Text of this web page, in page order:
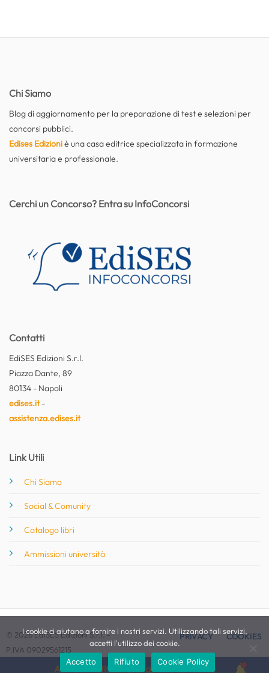
Attiva le notifiche per questo concorso
Chi Siamo
Blog di aggiornamento per la preparazione di test e selezioni per
concorsi pubblici.
Edises Edizioniè una casa editrice specializzata in formazione
universitaria e professionale.
Contatti
EdiSES Edizioni S.r.l.
Piazza Dante, 89
80134 - Napoli
edises.it-
assistenza.edises.it
Link Utili
Chi Siamo
Social & Comunity
Catalogo libri
Ammissioni università
Cerchi un Concorso? Entra su InfoConcorsi
© 2026 EdiSES Edizioni S.r.l. -
P.IVA 09029561215
PRIVACY COOKIES
I cookie ci aiutano a fornire i nostri servizi. Utilizzando tali servizi,
accetti l'utilizzo dei cookie.
Accetto
Rifiuto Cookie Policy